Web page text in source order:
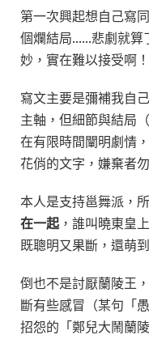
陵
續
文/
結
局）
（91-
大
局）”
重
簾，
追
夢
2015
年
新
版
邕/
邕
舞/
蘭
續
文/
已
第一次興起想自己寫
個爛結局……悲劇就算
妙，實在難以接受啊！
寫文主要是彌補我自
主軸，但細節與結局
在有限時間闡明劇情
花俏的文字，嫌棄者
本人是支持邕舞派，
在一起，誰叫曉東皇
既聰明又果斷，還萌
倒也不是討厭蘭陵王
斷有些感冒（某句「
招怨的「鄭兒大鬧蘭